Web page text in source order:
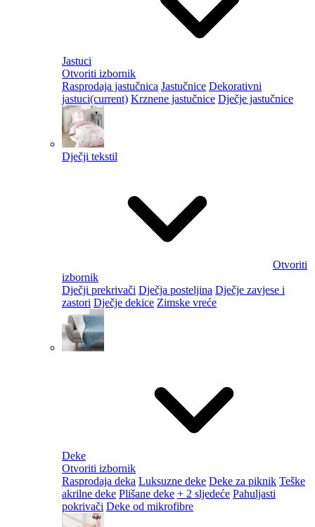
Jastuci
Otvoriti izbornik
Rasprodaja jastučnica Jastučnice Dekorativni
jastuci(current) Krznene jastučnice Dječje jastučnice
Dječji tekstil
Otvoriti
izbornik
Dječji prekrivači Dječja posteljina Dječje zavjese i
zastori Dječje dekice Zimske vreće
Deke
Otvoriti izbornik
Rasprodaja deka Luksuzne deke Deke za piknik Teške
akrilne deke Plišane deke + 2 sljedeće Pahuljasti
pokrivači Deke od mikrofibre